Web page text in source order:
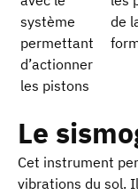
système
permettant
d’actionner
les pistons
de
Le
Cet instrument
vibrations du sol.